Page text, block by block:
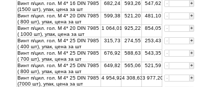
Винт п/цил. гол. М 4* 16 DIN 7985
(1500 шт), упак, цена за шт
682,24 593,26 547,62 - +
Винт п/цил. гол. М 4* 20 DIN 7985
( 800 шт), упак, цена за шт
599,38 521,20 481,10 - +
Винт п/цил. гол. М 4* 20 DIN 7985
( 1000 шт), упак, цена за шт
1 064,01 925,22 854,05 - +
Винт п/цил. гол. М 4* 25 DIN 7985
( 400 шт), упак, цена за шт
315,73 274,55 253,43 - +
Винт п/цил. гол. М 4* 25 DIN 7985
( 700 шт), упак, цена за шт
676,92 588,63 543,35 - +
Винт п/цил. гол. М 4* 25 DIN 7985
( 800 шт), упак, цена за шт
649,82 565,06 521,59 - +
Винт п/цил. гол. М 4* 25 DIN 7985
(7000 шт), упак, цена за шт
4 954,924 308,633 977,20 - +